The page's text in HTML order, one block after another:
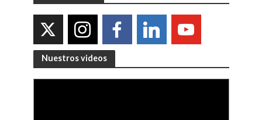
Nuestros videos